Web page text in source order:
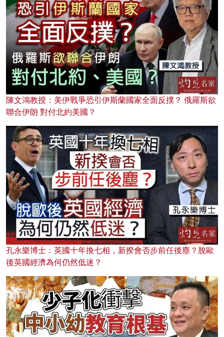
陳文鴻教授：美伊戰爭恐引伊斯蘭國家全面反撲？ 俄羅斯欲
聯合伊朗 對付北約美國？
孔永樂博士：英國十年換七相，新揆會否步前任後塵？脫歐
後英國經濟為何仍然低迷？